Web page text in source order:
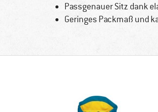
Passgenauer Sitz dank
Geringes Packmaß und